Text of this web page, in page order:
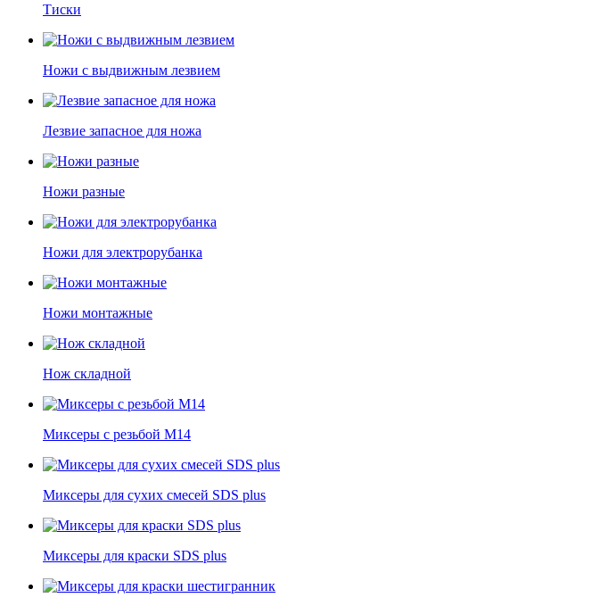
Тиски
Ножи с выдвижным лезвием
Лезвие запасное для ножа
Ножи разные
Ножи для электрорубанка
Ножи монтажные
Нож складной
Миксеры с резьбой М14
Миксеры для сухих смесей SDS plus
Миксеры для краски SDS plus